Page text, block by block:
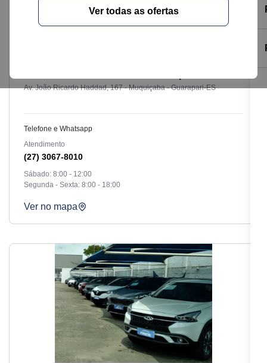
Av. João Ricardo Haddad, 167 - Muquiçaba - Guarapari-ES
Telefone e Whatsapp
Atendimento
(27) 3067-8010
Sábado: 8:00 - 12:00
Segunda - Sexta: 8:00 - 18:00
Ver no mapa
Ver todas as ofertas